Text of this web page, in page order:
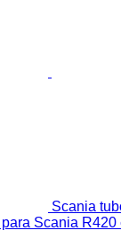
Scania
Scania R420